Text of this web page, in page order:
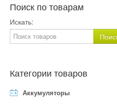
Поиск по товарам
Искать:
Категории товаров
Аккумуляторы